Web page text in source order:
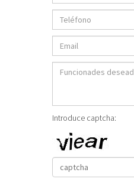
Introduce captcha: